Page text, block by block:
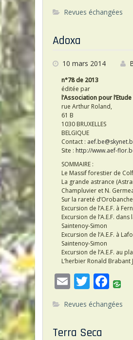
m
ai
l
w
itt
ac
e
Revues échangées
Adoxa
10 mars 2014
n°78 de 2013
éditée par
l’Association pour
rue Arthur Roland,
61 B
1030 BRUXELLES
BELGIQUE
Contact :
Site : http://www.aef-
SOMMAIRE :
Le Massif forestier de
La grande astrance
Champluvier et N.
Sur la rareté
Excursion de l’A.E.F. à
Excursion de l’A.E.F.
Saintenoy-Simon
Excursion de l’A.E.F. à
Saintenoy-Simon
Excursion de l’A.E.F. au
L’herbier Ronald Brabant
E
m
ai
l
T
w
itt
er
F
ac
e
Revues échangées
Terra Seca